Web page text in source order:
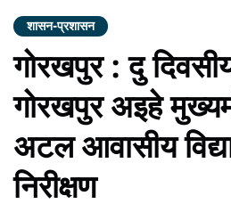
शासन-प्रशासन
गोरखपुर : दु
गोरखपुर अइहे
अटल आवासीय
निरीक्षण